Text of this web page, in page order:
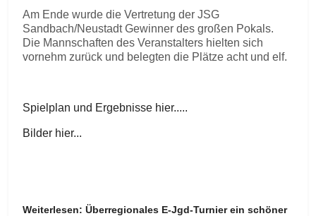
Am Ende wurde die Vertretung der JSG
Sandbach/Neustadt Gewinner des großen Pokals.
Die Mannschaften des Veranstalters hielten sich
vornehm zurück und belegten die Plätze acht und elf.
Spielplan und Ergebnisse hier.....
Bilder hier...
Weiterlesen: Überregionales E-Jgd-Turnier ein schöner